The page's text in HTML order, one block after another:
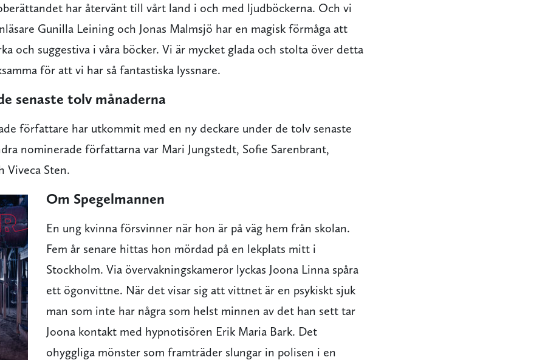
har återvänt till vårt land i och med ljudböckerna. Och vi
Gunilla Leining och Jonas Malmsjö har en magisk förmåga att
och suggestiva i våra böcker. Vi är mycket glada och stolta över detta
för att vi har så fantastiska lyssnare.
senaste tolv månaderna
författare har utkommit med en ny deckare under de tolv senaste
nominerade författarna var Mari Jungstedt, Sofie Sarenbrant,
Viveca Sten.
Om Spegelmannen
En ung kvinna försvinner när hon är på väg hem från skolan.
Fem år senare hittas hon mördad på en lekplats mitt i
Stockholm. Via övervakningskameror lyckas Joona Linna spåra
ett ögonvittne. När det visar sig att vittnet är en psykiskt sjuk
man som inte har några som helst minnen av det han sett tar
Joona kontakt med hypnotisören Erik Maria Bark. Det
ohyggliga mönster som framträder slungar in polisen i en